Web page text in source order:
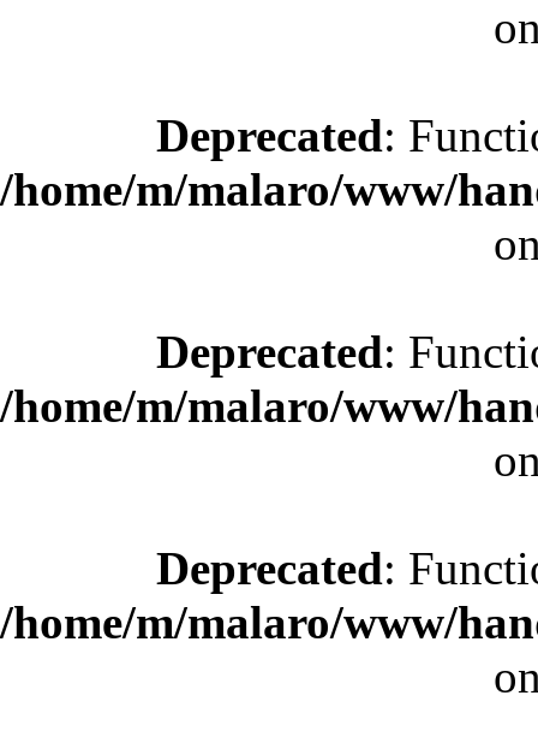
Deprecated:
/home/m/malaro/www/
Deprecated:
/home/m/malaro/www/
Deprecated:
/home/m/malaro/www/